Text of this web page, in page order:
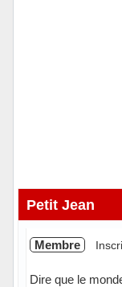
Petit Jean
Membre
Dire que le